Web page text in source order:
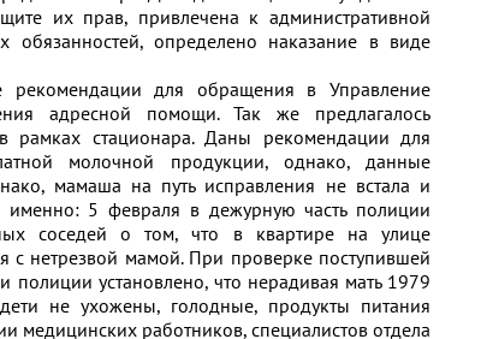
их прав, привлечена к административной
обязанностей, определено наказание в виде
для обращения в Управление
адресной помощи. Так же предлагалось
рамках стационара. Даны рекомендации для
молочной продукции, однако, данные
мамаша на путь исправления не встала и
5 февраля в дежурную часть полиции
соседей о том, что в квартире на улице
с нетрезвой мамой. При проверке поступившей
установлено, что нерадивая мать 1979
не ухожены, голодные, продукты питания
медицинских работников, специалистов отдела